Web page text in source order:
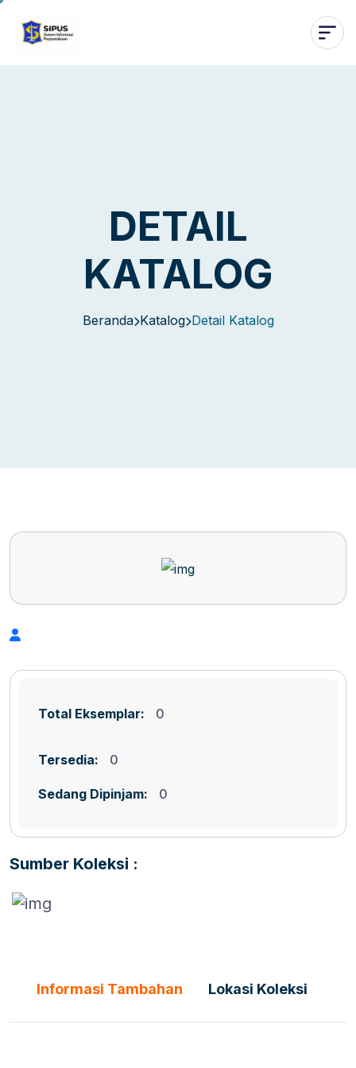
DETAIL
KATALOG
Beranda Katalog Detail Katalog
Total Eksemplar: 0
Tersedia: 0
Sedang Dipinjam: 0
Sumber Koleksi :
Informasi Tambahan Lokasi Koleksi